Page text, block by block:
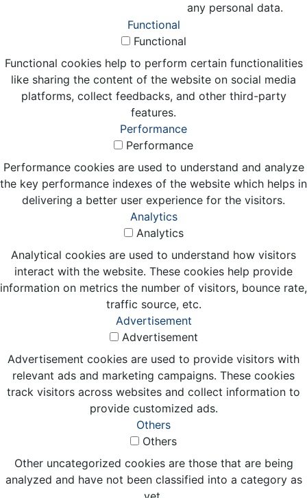
any personal data.
Functional
Functional
Functional cookies help to perform certain functionalities
like sharing the content of the website on social media
platforms, collect feedbacks, and other third-party
features.
Performance
Performance
Performance cookies are used to understand and analyze
the key performance indexes of the website which helps in
delivering a better user experience for the visitors.
Analytics
Analytics
Analytical cookies are used to understand how visitors
interact with the website. These cookies help provide
information on metrics the number of visitors, bounce rate,
traffic source, etc.
Advertisement
Advertisement
Advertisement cookies are used to provide visitors with
relevant ads and marketing campaigns. These cookies
track visitors across websites and collect information to
provide customized ads.
Others
Others
Other uncategorized cookies are those that are being
analyzed and have not been classified into a category as